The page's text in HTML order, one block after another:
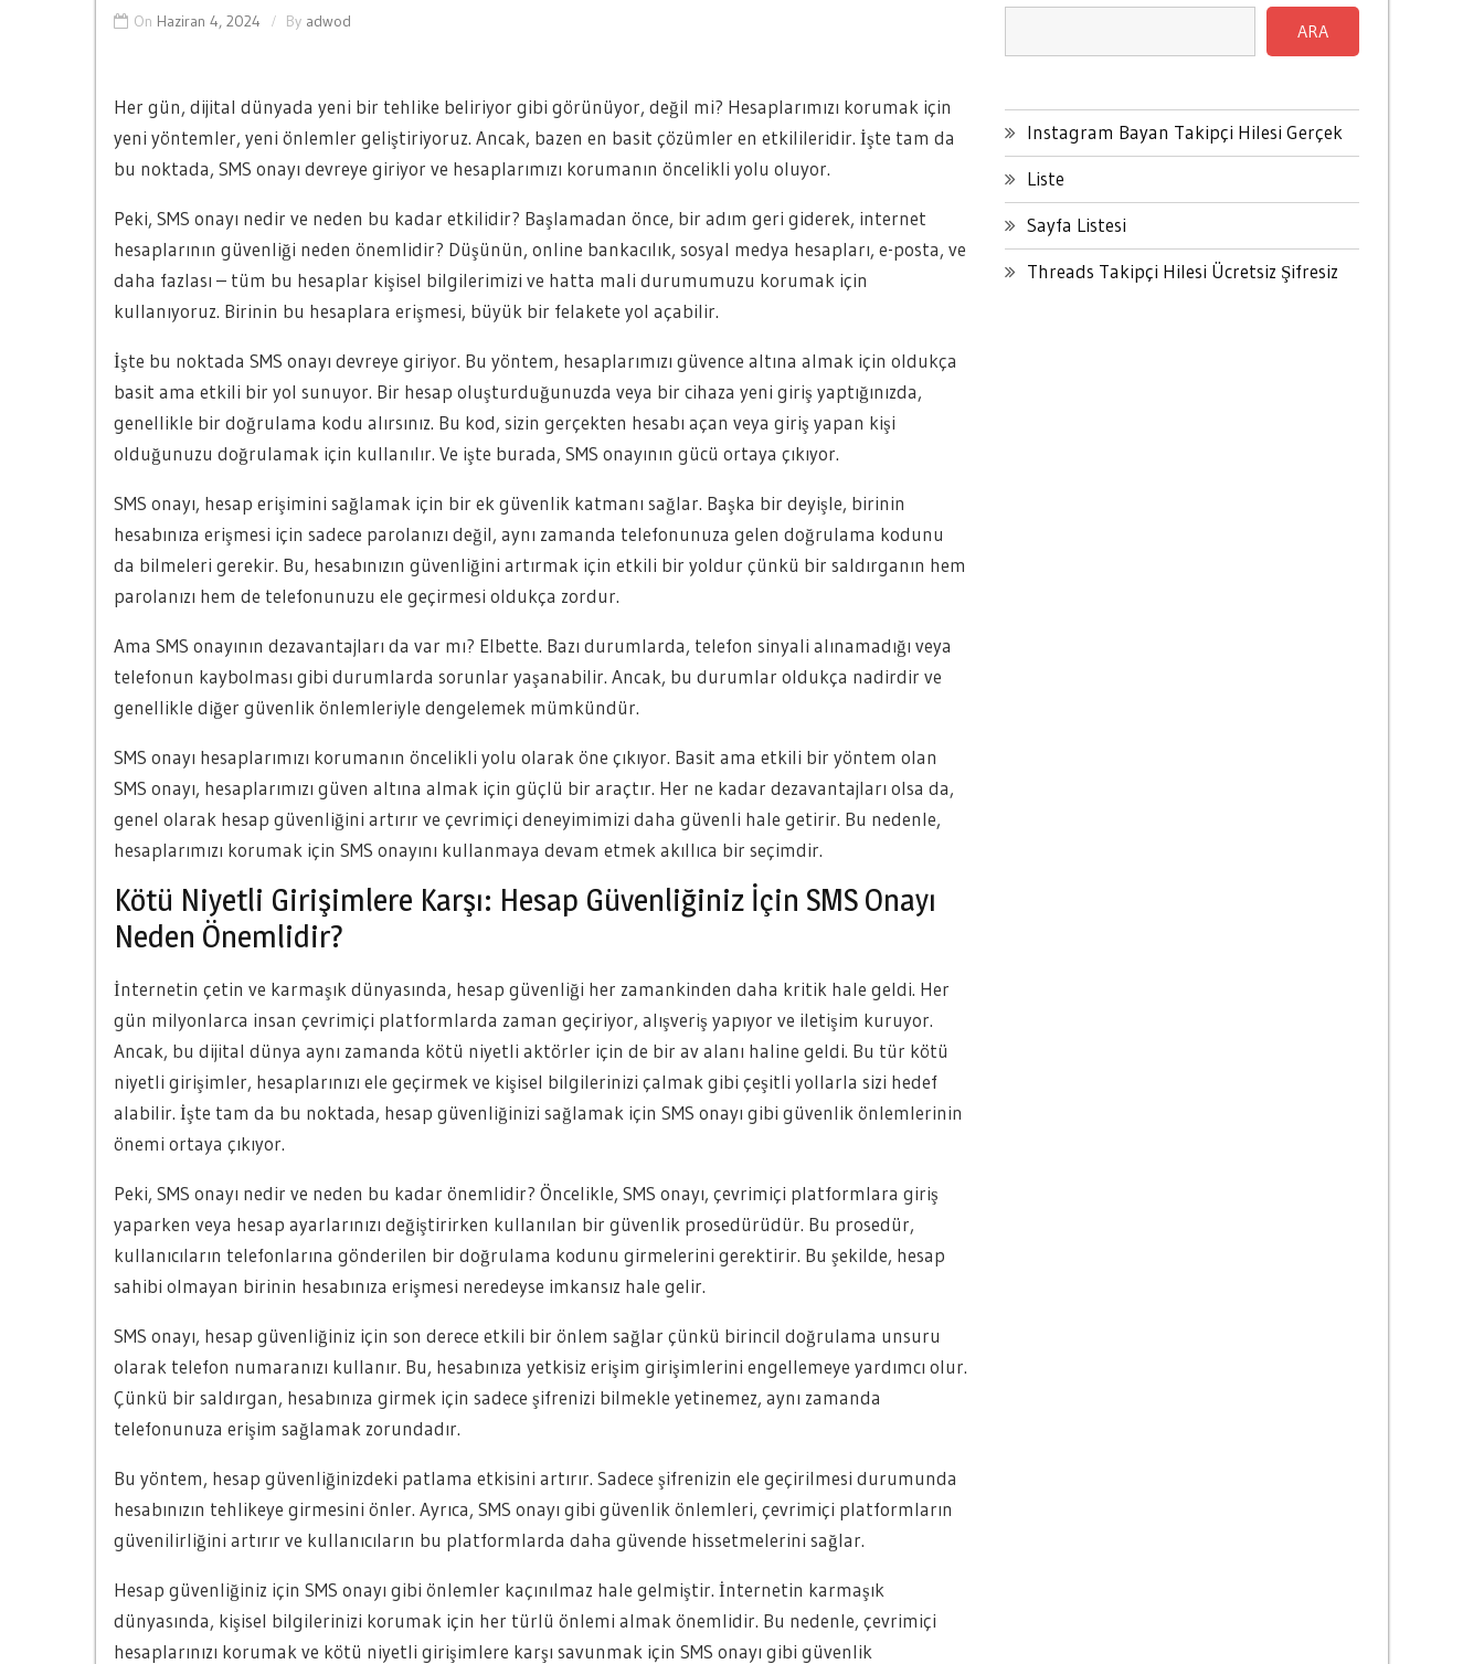
On Haziran 4, 2024 By adwod
Her gün, dijital dünyada yeni bir tehlike beliriyor gibi görünüyor, değil mi? Hesaplarımızı korumak için
yeni yöntemler, yeni önlemler geliştiriyoruz. Ancak, bazen en basit çözümler en etkilileridir. İşte tam da
bu noktada, SMS onayı devreye giriyor ve hesaplarımızı korumanın öncelikli yolu oluyor.
Peki, SMS onayı nedir ve neden bu kadar etkilidir? Başlamadan önce, bir adım geri giderek, internet
hesaplarının güvenliği neden önemlidir? Düşünün, online bankacılık, sosyal medya hesapları, e-posta, ve
daha fazlası – tüm bu hesaplar kişisel bilgilerimizi ve hatta mali durumumuzu korumak için
kullanıyoruz. Birinin bu hesaplara erişmesi, büyük bir felakete yol açabilir.
İşte bu noktada SMS onayı devreye giriyor. Bu yöntem, hesaplarımızı güvence altına almak için oldukça
basit ama etkili bir yol sunuyor. Bir hesap oluşturduğunuzda veya bir cihaza yeni giriş yaptığınızda,
genellikle bir doğrulama kodu alırsınız. Bu kod, sizin gerçekten hesabı açan veya giriş yapan kişi
olduğunuzu doğrulamak için kullanılır. Ve işte burada, SMS onayının gücü ortaya çıkıyor.
SMS onayı, hesap erişimini sağlamak için bir ek güvenlik katmanı sağlar. Başka bir deyişle, birinin
hesabınıza erişmesi için sadece parolanızı değil, aynı zamanda telefonunuza gelen doğrulama kodunu
da bilmeleri gerekir. Bu, hesabınızın güvenliğini artırmak için etkili bir yoldur çünkü bir saldırganın hem
parolanızı hem de telefonunuzu ele geçirmesi oldukça zordur.
Ama SMS onayının dezavantajları da var mı? Elbette. Bazı durumlarda, telefon sinyali alınamadığı veya
telefonun kaybolması gibi durumlarda sorunlar yaşanabilir. Ancak, bu durumlar oldukça nadirdir ve
genellikle diğer güvenlik önlemleriyle dengelemek mümkündür.
SMS onayı hesaplarımızı korumanın öncelikli yolu olarak öne çıkıyor. Basit ama etkili bir yöntem olan
SMS onayı, hesaplarımızı güven altına almak için güçlü bir araçtır. Her ne kadar dezavantajları olsa da,
genel olarak hesap güvenliğini artırır ve çevrimiçi deneyimimizi daha güvenli hale getirir. Bu nedenle,
hesaplarımızı korumak için SMS onayını kullanmaya devam etmek akıllıca bir seçimdir.
Kötü Niyetli Girişimlere Karşı: Hesap Güvenliğiniz İçin SMS Onayı
Neden Önemlidir?
İnternetin çetin ve karmaşık dünyasında, hesap güvenliği her zamankinden daha kritik hale geldi. Her
gün milyonlarca insan çevrimiçi platformlarda zaman geçiriyor, alışveriş yapıyor ve iletişim kuruyor.
Ancak, bu dijital dünya aynı zamanda kötü niyetli aktörler için de bir av alanı haline geldi. Bu tür kötü
niyetli girişimler, hesaplarınızı ele geçirmek ve kişisel bilgilerinizi çalmak gibi çeşitli yollarla sizi hedef
alabilir. İşte tam da bu noktada, hesap güvenliğinizi sağlamak için SMS onayı gibi güvenlik önlemlerinin
önemi ortaya çıkıyor.
Peki, SMS onayı nedir ve neden bu kadar önemlidir? Öncelikle, SMS onayı, çevrimiçi platformlara giriş
yaparken veya hesap ayarlarınızı değiştirirken kullanılan bir güvenlik prosedürüdür. Bu prosedür,
kullanıcıların telefonlarına gönderilen bir doğrulama kodunu girmelerini gerektirir. Bu şekilde, hesap
sahibi olmayan birinin hesabınıza erişmesi neredeyse imkansız hale gelir.
SMS onayı, hesap güvenliğiniz için son derece etkili bir önlem sağlar çünkü birincil doğrulama unsuru
olarak telefon numaranızı kullanır. Bu, hesabınıza yetkisiz erişim girişimlerini engellemeye yardımcı olur.
Çünkü bir saldırgan, hesabınıza girmek için sadece şifrenizi bilmekle yetinemez, aynı zamanda
telefonunuza erişim sağlamak zorundadır.
Bu yöntem, hesap güvenliğinizdeki patlama etkisini artırır. Sadece şifrenizin ele geçirilmesi durumunda
hesabınızın tehlikeye girmesini önler. Ayrıca, SMS onayı gibi güvenlik önlemleri, çevrimiçi platformların
güvenilirliğini artırır ve kullanıcıların bu platformlarda daha güvende hissetmelerini sağlar.
Hesap güvenliğiniz için SMS onayı gibi önlemler kaçınılmaz hale gelmiştir. İnternetin karmaşık
dünyasında, kişisel bilgilerinizi korumak için her türlü önlemi almak önemlidir. Bu nedenle, çevrimiçi
hesaplarınızı korumak ve kötü niyetli girişimlere karşı savunmak için SMS onayı gibi güvenlik
ARA
Instagram Bayan Takipçi Hilesi Gerçek
Liste
Sayfa Listesi
Threads Takipçi Hilesi Ücretsiz Şifresiz